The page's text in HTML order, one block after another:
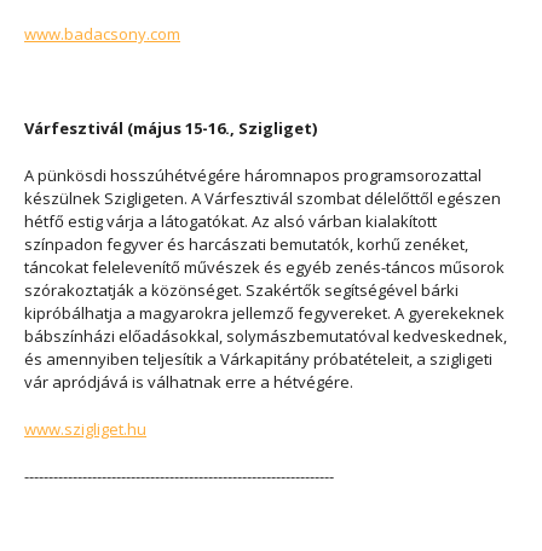
www.badacsony.com
Várfesztivál (május 15-16., Szigliget)
A pünkösdi hosszúhétvégére háromnapos programsorozattal
készülnek Szigligeten. A Várfesztivál szombat délelőttől egészen
hétfő estig várja a látogatókat. Az alsó várban kialakított
színpadon fegyver és harcászati bemutatók, korhű zenéket,
táncokat felelevenítő művészek és egyéb zenés-táncos műsorok
szórakoztatják a közönséget. Szakértők segítségével bárki
kipróbálhatja a magyarokra jellemző fegyvereket. A gyerekeknek
bábszínházi előadásokkal, solymászbemutatóval kedveskednek,
és amennyiben teljesítik a Várkapitány próbatételeit, a szigligeti
vár apródjává is válhatnak erre a hétvégére.
www.szigliget.hu
----------------------------------------------------------------